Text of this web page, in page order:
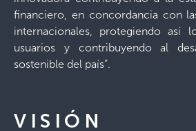
financiero, en concordancia con
internacionales, protegiendo así
usuarios y contribuyendo al
sostenible del país”.
VISIÓN